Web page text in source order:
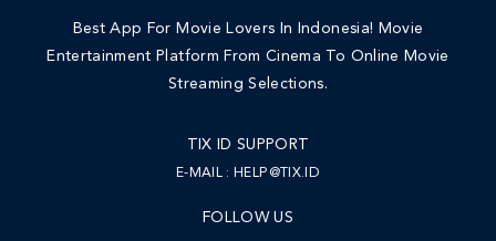
Best App For Movie Lovers In Indonesia! Movie
Entertainment Platform From Cinema To Online Movie
Streaming Selections.
TIX ID SUPPORT
E-MAIL : HELP@TIX.ID
FOLLOW US